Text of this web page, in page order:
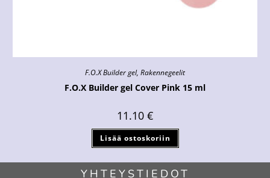
F.O.X Builder gel, Rakennegeelit
F.O.X Builder gel Cover Pink 15 ml
11.10 €
Lisää ostoskoriin
YHTEYSTIEDOT